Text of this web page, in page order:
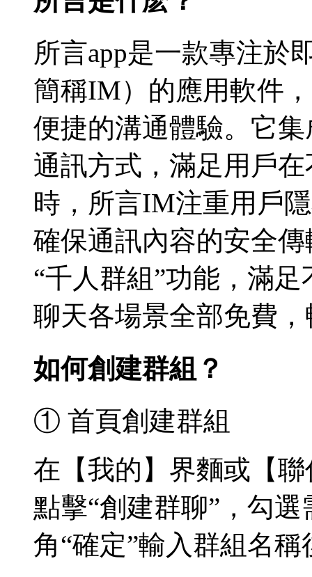
所言app是一款專注於
簡稱IM）的應用軟件
便捷的溝通體驗。它
通訊方式，滿足用戶
時，所言IM注重用戶
確保通訊內容的安全
“千人群組”功能，滿
聊天各場景全部免費
如何創建群組？
① 首頁創建群組
在【我的】界麵或【
點擊“創建群聊”，勾
角“確定”輸入群組名稱